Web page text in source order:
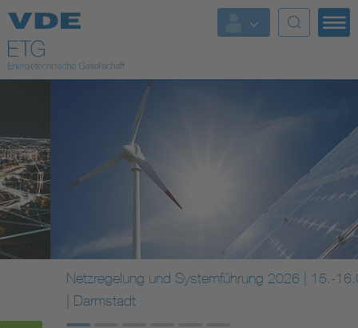
Top Themen
Fokusthemen
AI & Digital Trust
Mobility
Standards
Netzregelung und Systemführung 2026 | 15.-16.09.
| Darmstadt